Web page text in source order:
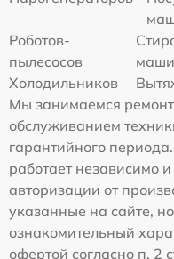
Роботов-
пылесосов
Холодильников
Мы занимаемся
обслуживанием
гарантийного
работает независимо
авторизации от
указанные на сайте,
ознакомительный
офертой согласно п. 2